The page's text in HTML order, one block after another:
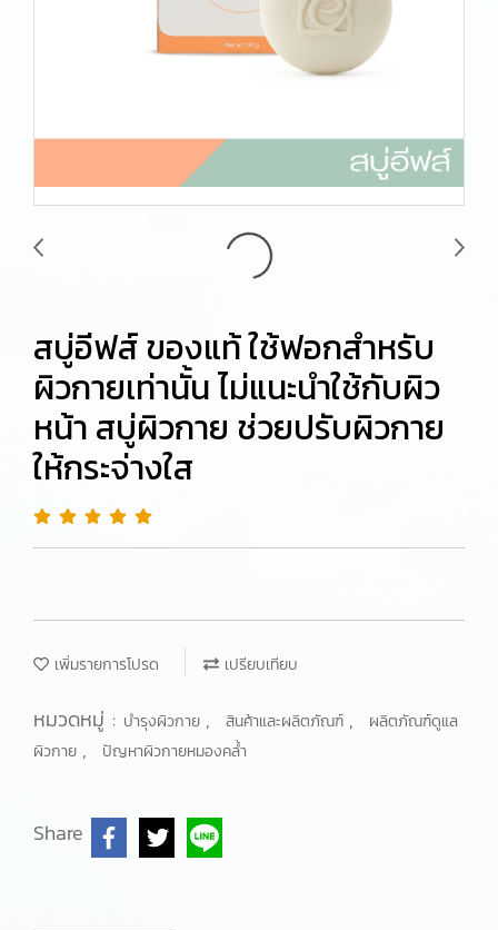
สบู่อีฟส์ ของแท้ ใช้ฟอกสำหรับ
ผิวกายเท่านั้น ไม่แนะนำใช้กับผิว
หน้า สบู่ผิวกาย ช่วยปรับผิวกาย
ให้กระจ่างใส
เพิ่มรายการโปรด เปรียบเทียบ
หมวดหมู่ : บำรุงผิวกาย , สินค้าและผลิตภัณฑ์ ,
ผลิตภัณฑ์ดูแล
ผิวกาย , ปัญหาผิวกายหมองคล้ำ
Share